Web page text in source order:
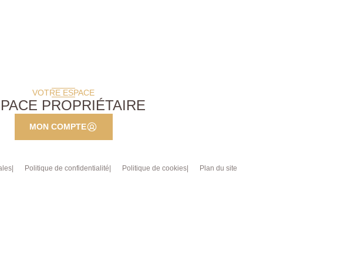
VOTRE ESPACE
PROPRIÉTAIRE
MON COMPTE
Politique de confidentialité Politique de cookies
Plan du site